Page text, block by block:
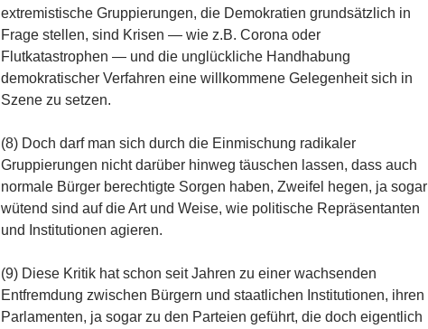
extremistische Gruppierungen, die Demokratien grundsätzlich in
Frage stellen, sind Krisen — wie z.B. Corona oder
Flutkatastrophen — und die unglückliche Handhabung
demokratischer Verfahren eine willkommene Gelegenheit sich in
Szene zu setzen.
(8) Doch darf man sich durch die Einmischung radikaler
Gruppierungen nicht darüber hinweg täuschen lassen, dass auch
normale Bürger berechtigte Sorgen haben, Zweifel hegen, ja sogar
wütend sind auf die Art und Weise, wie politische Repräsentanten
und Institutionen agieren.
(9) Diese Kritik hat schon seit Jahren zu einer wachsenden
Entfremdung zwischen Bürgern und staatlichen Institutionen, ihren
Parlamenten, ja sogar zu den Parteien geführt, die doch eigentlich